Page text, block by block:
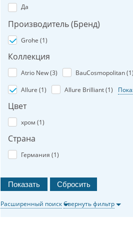
Да
Производитель (Бренд)
Grohe (1)
Коллекция
Atrio New (3) BauCosmopolitan (1)
Allure (1) Allure Brilliant (1)
Цвет
хром (1)
Страна
Германия (1)
Расширенный поискСвернуть фильтр